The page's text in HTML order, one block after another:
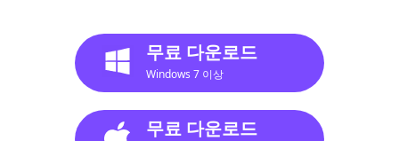
무료 다운로드
Windows 7 이상
무료 다운로드